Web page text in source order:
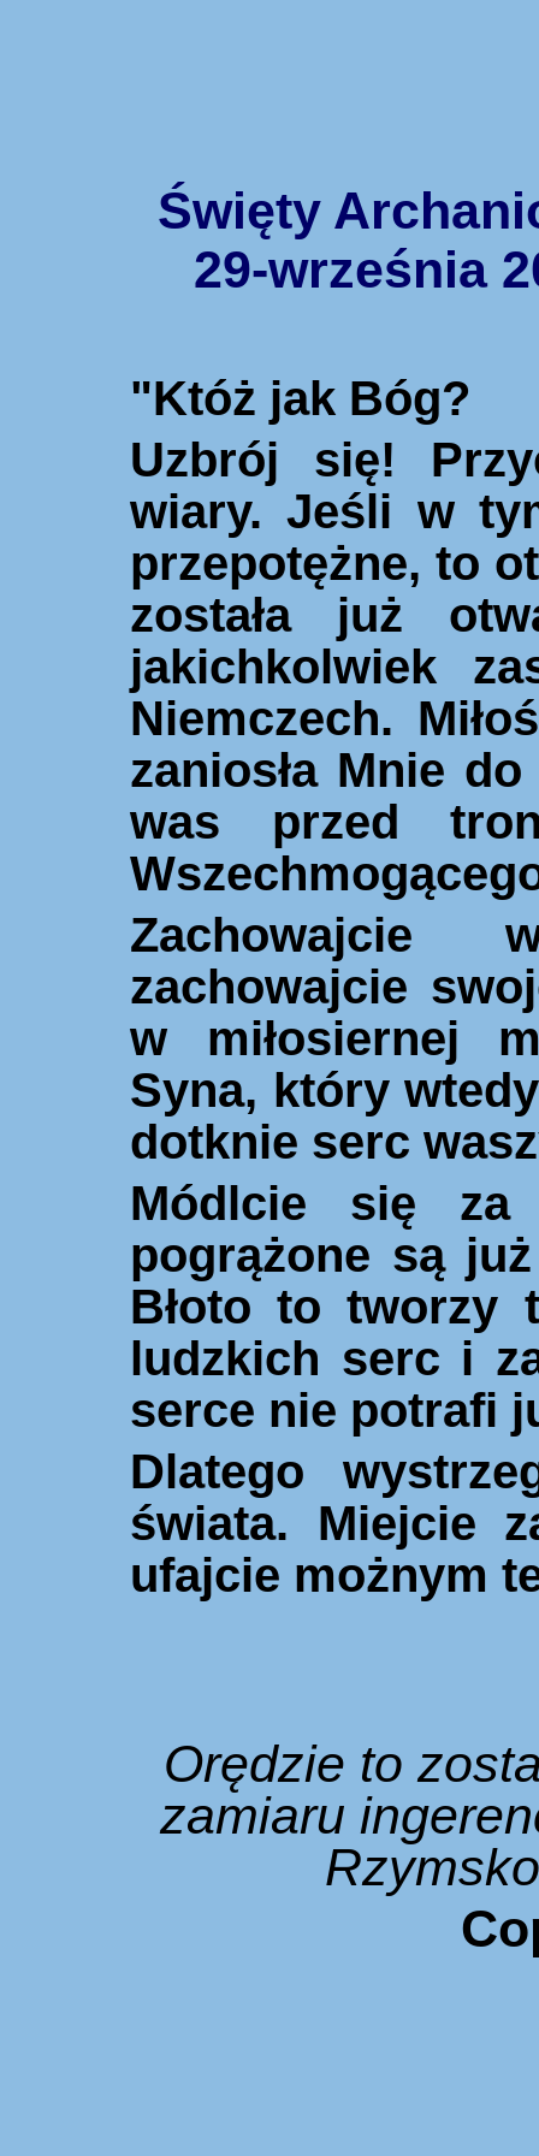
Święty
29-września
"Któż jak Bóg?
Uzbrój się!
wiary. Jeśli w
przepotężne, to
została już
jakichkolwiek
Niemczech.
zaniosła Mnie
was przed
Zachowajcie
zachowajcie
w miłosiernej
Syna, który
dotknie serc
Módlcie się
pogrążone są
Błoto to tworzy
ludzkich serc i
serce nie potrafi
Dlatego
świata. Miejcie
ufajcie możnym
Orędzie to
zamiaru